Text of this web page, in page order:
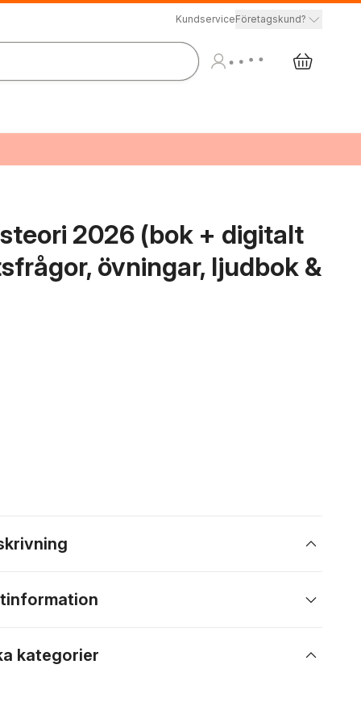
KundserviceFöretagskund?
2026 (bok + digitalt
övningar, ljudbok &
kategorier